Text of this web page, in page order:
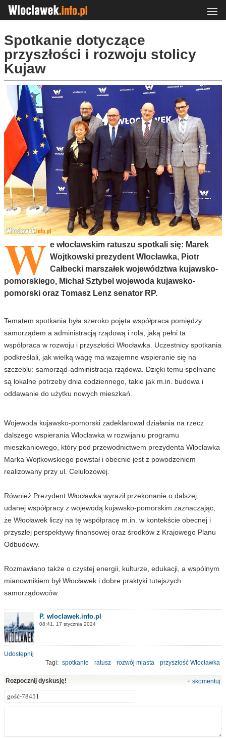
Spotkanie dotyczące
przyszłości i rozwoju stolicy
Kujaw
W e włocławskim ratuszu spotkali się: Marek
Wojtkowski prezydent Włocławka, Piotr
Całbecki marszałek województwa kujawsko-
pomorskiego, Michał Sztybel wojewoda kujawsko-
pomorski oraz Tomasz Lenz senator RP.
Tematem spotkania była szeroko pojęta współpraca pomiędzy
samorządem a administracją rządową i rola, jaką pełni ta
współpraca w rozwoju i przyszłości Włocławka. Uczestnicy spotkania
podkreślali, jak wielką wagę ma wzajemne wspieranie się na
szczeblu: samorząd-administracja rządowa. Dzięki temu spełniane
są lokalne potrzeby dnia codziennego, takie jak m.in. budowa i
oddawanie do użytku nowych mieszkań.
Wojewoda kujawsko-pomorski zadeklarował działania na rzecz
dalszego wspierania Włocławka w rozwijaniu programu
mieszkaniowego, który pod przewodnictwem prezydenta Włocławka
Marka Wojtkowskiego powstał i obecnie jest z powodzeniem
realizowany przy ul. Celulozowej.
Również Prezydent Włocławka wyraził przekonanie o dalszej,
udanej współpracy z wojewodą kujawsko-pomorskim zaznaczając,
że Włocławek liczy na tę współpracę m.in. w kontekście obecnej i
przyszłej perspektywy finansowej oraz środków z Krajowego Planu
Odbudowy.
Rozmawiano także o czystej energii, kulturze, edukacji, a wspólnym
mianownikiem był Włocławek i dobre praktyki tutejszych
samorządowców.
P. wloclawek.info.pl
08:41, 17 stycznia 2024
Udostępnij
Tagi: spotkanie ratusz rozwój miasta
przyszłość Włocławka
samorząd
rząd
Rozpocznij dyskusję!
+ skomentuj